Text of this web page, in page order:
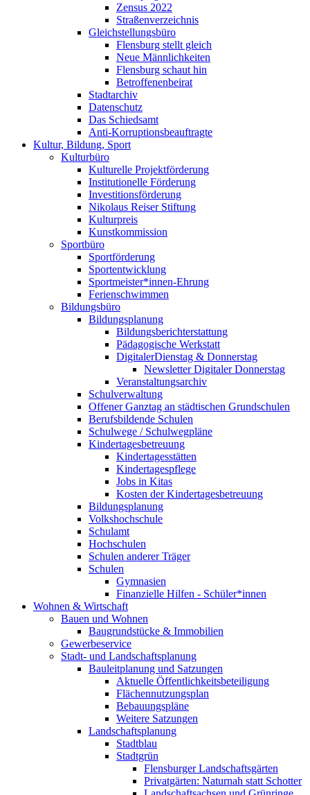
Zensus 2022
Straßenverzeichnis
Gleichstellungsbüro
Flensburg stellt gleich
Neue Männlichkeiten
Flensburg schaut hin
Betroffenenbeirat
Stadtarchiv
Datenschutz
Das Schiedsamt
Anti-Korruptionsbeauftragte
Kultur, Bildung, Sport
Kulturbüro
Kulturelle Projektförderung
Institutionelle Förderung
Investitionsförderung
Nikolaus Reiser Stiftung
Kulturpreis
Kunstkommission
Sportbüro
Sportförderung
Sportentwicklung
Sportmeister*innen-Ehrung
Ferienschwimmen
Bildungsbüro
Bildungsplanung
Bildungsberichterstattung
Pädagogische Werkstatt
DigitalerDienstag & Donnerstag
Newsletter Digitaler Donnerstag
Veranstaltungsarchiv
Schulverwaltung
Offener Ganztag an städtischen Grundschulen
Berufsbildende Schulen
Schulwege / Schulwegpläne
Kindertagesbetreuung
Kindertagesstätten
Kindertagespflege
Jobs in Kitas
Kosten der Kindertagesbetreuung
Bildungsplanung
Volkshochschule
Schulamt
Hochschulen
Schulen anderer Träger
Schulen
Gymnasien
Finanzielle Hilfen - Schüler*innen
Wohnen & Wirtschaft
Bauen und Wohnen
Baugrundstücke & Immobilien
Gewerbeservice
Stadt- und Landschaftsplanung
Bauleitplanung und Satzungen
Aktuelle Öffentlichkeitsbeteiligung
Flächennutzungsplan
Bebauungspläne
Weitere Satzungen
Landschaftsplanung
Stadtblau
Stadtgrün
Flensburger Landschaftsgärten
Privatgärten: Naturnah statt Schotter